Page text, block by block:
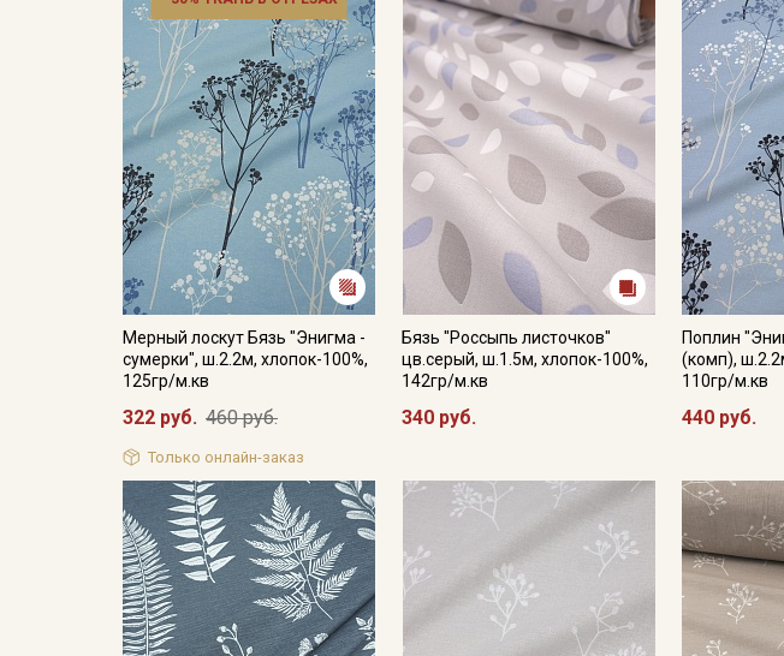
предметы одежды, то
Цветопередача может
Мерный лоскут Бязь "Энигма -
сумерки", ш.2.2м, хлопок-100%,
125гр/м.кв
322 руб. 460 руб.
Только онлайн-заказ
Бязь "Россыпь листочков"
цв.серый, ш.1.5м, хлопок-100%,
142гр/м.кв
340 руб.
Поплин
(комп),
110гр/м.кв
440 руб.
Мы публикуем
промокоды и
Электронная почта